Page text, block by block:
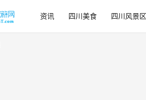
资讯 四川美食 四川风景区